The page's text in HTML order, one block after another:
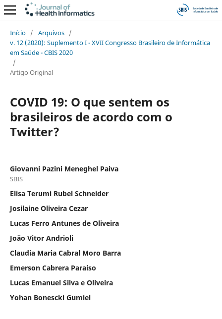
Início / Arquivos /
v. 12 (2020): Suplemento I - XVII Congresso Brasileiro de Informática
em Saúde - CBIS 2020
/
Artigo Original
COVID 19: O que sentem os
brasileiros de acordo com o
Twitter?
Giovanni Pazini Meneghel Paiva
SBIS
Elisa Terumi Rubel Schneider
Josilaine Oliveira Cezar
Lucas Ferro Antunes de Oliveira
João Vitor Andrioli
Claudia Maria Cabral Moro Barra
Emerson Cabrera Paraiso
Lucas Emanuel Silva e Oliveira
Yohan Bonescki Gumiel